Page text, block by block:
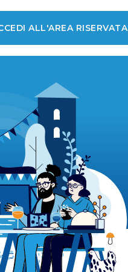
ALL'AREA RISERVATA